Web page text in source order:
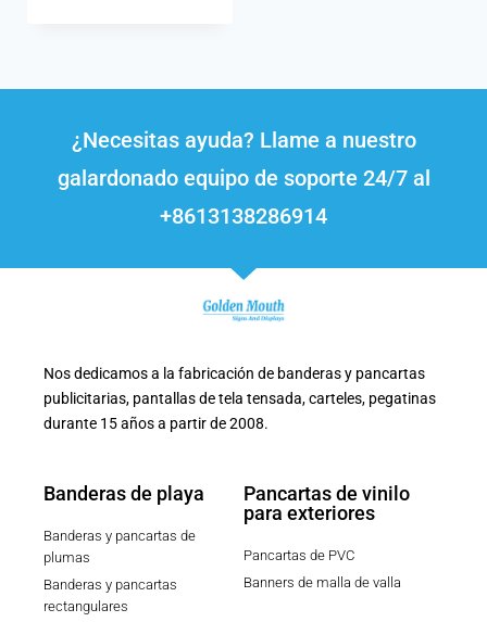
¿Necesitas ayuda? Llame a nuestro
galardonado equipo de soporte 24/7 al
+8613138286914
Nos dedicamos a la fabricación de banderas y pancartas
publicitarias, pantallas de tela tensada, carteles, pegatinas
durante 15 años a partir de 2008.
Banderas de playa
Banderas y pancartas de
plumas
Banderas y pancartas
rectangulares
Pancartas de vinilo
para exteriores
Pancartas de PVC
Banners de malla de valla